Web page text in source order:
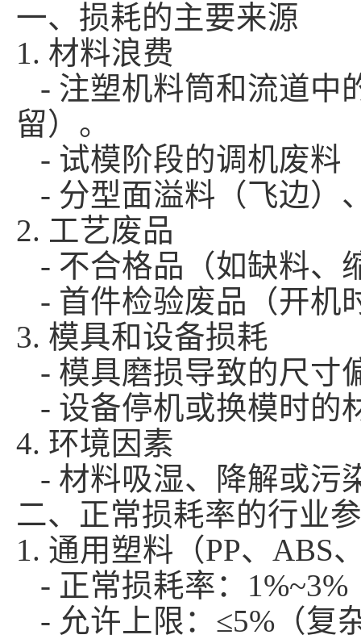
一、损耗的主要来源
1. 材料浪费
- 注塑机料筒和流道中
留）。
- 试模阶段的调机废料
- 分型面溢料（飞边）
2. 工艺废品
- 不合格品（如缺料、
- 首件检验废品（开机
3. 模具和设备损耗
- 模具磨损导致的尺寸
- 设备停机或换模时的
4. 环境因素
- 材料吸湿、降解或污
二、正常损耗率的行业
1. 通用塑料（PP、ABS
- 正常损耗率：
- 允许上限：≤5%（复